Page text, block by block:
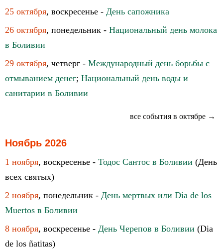
25 октября, воскресенье - День сапожника
26 октября, понедельник - Национальный день молока
в Боливии
29 октября, четверг - Международный день борьбы с
отмыванием денег; Национальный день воды и
санитарии в Боливии
все события в октябре →
Ноябрь 2026
1 ноября, воскресенье - Тодос Сантос в Боливии (День
всех святых)
2 ноября, понедельник - День мертвых или Dia de los
Muertos в Боливии
8 ноября, воскресенье - День Черепов в Боливии (Dia
de los ñatitas)